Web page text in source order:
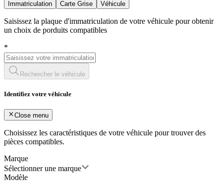
Immatriculation Carte Grise Véhicule
Saisissez la plaque d'immatriculation de votre véhicule pour obtenir
un choix de porduits compatibles
*
Rechercher le véhicule
Identifiez votre véhicule
Close menu
Choisissez les caractéristiques de votre véhicule pour trouver des
pièces compatibles.
Marque
Sélectionner une marque
Modèle